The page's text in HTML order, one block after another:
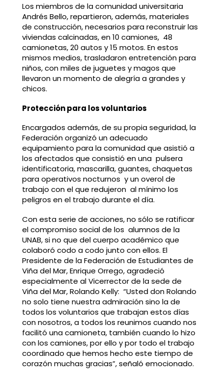
Los miembros de la comunidad universitaria
Andrés Bello, repartieron, además, materiales
de construcción, necesarios para reconstruir las
viviendas calcinadas, en 10 camiones, 48
camionetas, 20 autos y 15 motos. En estos
mismos medios, trasladaron entretención para
niños, con miles de juguetes y magos que
llevaron un momento de alegría a grandes y
chicos.
Protección para los voluntarios
Encargados además, de su propia seguridad, la
Federación organizó un adecuado
equipamiento para la comunidad que asistió a
los afectados que consistió en una pulsera
identificatoria, mascarilla, guantes, chaquetas
para operativos nocturnos y un overol de
trabajo con el que redujeron al mínimo los
peligros en el trabajo durante el día.
Con esta serie de acciones, no sólo se ratificar
el compromiso social de los alumnos de la
UNAB, si no que del cuerpo académico que
colaboró codo a codo junto con ellos. El
Presidente de la Federación de Estudiantes de
Viña del Mar, Enrique Orrego, agradeció
especialmente al Vicerrector de la sede de
Viña del Mar, Rolando Kelly: “Usted don Rolando
no solo tiene nuestra admiración sino la de
todos los voluntarios que trabajan estos días
con nosotros, a todos los reunimos cuando nos
facilitó una camioneta, también cuando lo hizo
con los camiones, por ello y por todo el trabajo
coordinado que hemos hecho este tiempo de
corazón muchas gracias”, señaló emocionado.